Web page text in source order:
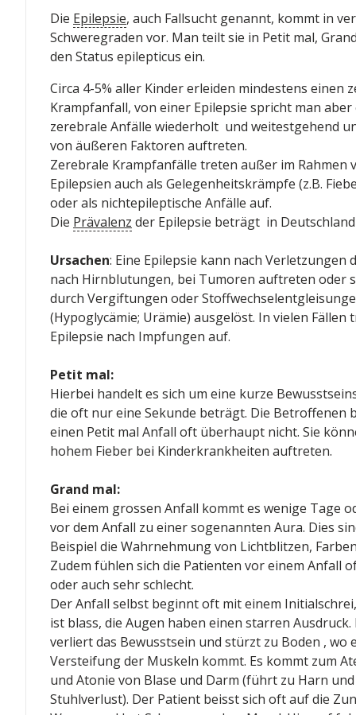
Die Epilepsie, auch Fallsucht genannt, kommt in
Schweregraden vor. Man teilt sie in Petit mal,
den Status epilepticus ein.
Circa 4-5% aller Kinder erleiden mindestens einen
Krampfanfall, von einer Epilepsie spricht man
zerebrale Anfälle wiederholt und weitestgehend
von äußeren Faktoren auftreten.
Zerebrale Krampfanfälle treten außer im Rahmen
Epilepsien auch als Gelegenheitskrämpfe (z.B.
oder als nichtepileptische Anfälle auf.
Die Prävalenz der Epilepsie beträgt in
Ursachen: Eine Epilepsie kann nach Verletzungen
nach Hirnblutungen, bei Tumoren auftreten oder
durch Vergiftungen oder
(Hypoglycämie; Urämie) ausgelöst. In vielen Fällen
Epilepsie nach Impfungen auf.
Petit mal:
Hierbei handelt es sich um eine kurze
die oft nur eine Sekunde beträgt. Die Betroffenen
einen Petit mal Anfall oft überhaupt nicht. Sie
hohem Fieber bei Kinderkrankheiten auftreten.
Grand mal:
Bei einem grossen Anfall kommt es wenige Tage
vor dem Anfall zu einer sogenannten Aura. Dies
Beispiel die Wahrnehmung von Lichtblitzen,
Zudem fühlen sich die Patienten vor einem Anfall
oder auch sehr schlecht.
Der Anfall selbst beginnt oft mit einem
ist blass, die Augen haben einen starren
verliert das Bewusstsein und stürzt zu Boden , wo
Versteifung der Muskeln kommt. Es kommt zum
und Atonie von Blase und Darm (führt zu Harn und
Stuhlverlust). Der Patient beisst sich oft auf die